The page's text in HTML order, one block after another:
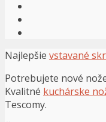
Najlepšie vstavané
Potrebujete nové
Kvalitné kuchárske
Tescomy.